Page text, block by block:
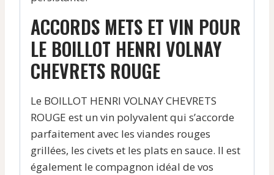
ACCORDS METS ET VIN POUR
LE BOILLOT HENRI VOLNAY
CHEVRETS ROUGE
Le BOILLOT HENRI VOLNAY CHEVRETS
ROUGE est un vin polyvalent qui s’accorde
parfaitement avec les viandes rouges
grillées, les civets et les plats en sauce. Il est
également le compagnon idéal de vos